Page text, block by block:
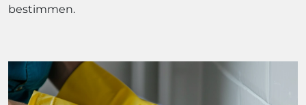
bestimmen.